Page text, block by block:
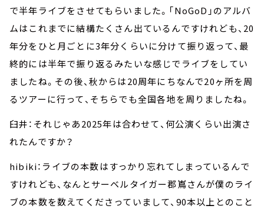
で半年ライブをさせてもらいました。「NoGoD」のアルバ
ムはこれまでに結構たくさん出ているんですけれども、20
年分をひと月ごとに3年分くらいに分けて振り返って、最
終的には半年で振り返るみたいな感じでライブをしてい
ましたね。その後、秋からは20周年にちなんで20ヶ所を周
るツアーに行って、そちらでも全国各地を周りましたね。
臼井：それじゃあ2025年は合わせて、何公演くらい出演さ
れたんですか？
hibiki：ライブの本数はすっかり忘れてしまっているんで
すけれども、なんとサーベルタイガー郡嶌さんが僕のライ
ブの本数を数えてくださっていまして、90本以上とのこと